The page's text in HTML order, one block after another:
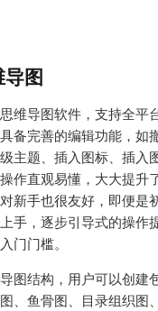
图
维导图软件，支持全平
备完善的编辑功能，如
主题、插入图标、插入
作直观易懂，大大提升
新手也很友好，即便是
手，逐步引导式的操作
门门槛。
图结构，用户可以创建
、鱼骨图、目录组织图